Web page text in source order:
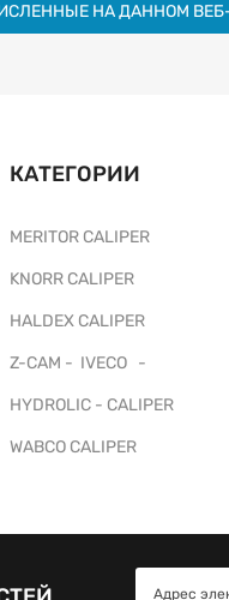
НА ДАННОМ
КАТЕГОРИИ
MERITOR CALIPER
KNORR CALIPER
HALDEX CALIPER
Z-CAM - IVECO -
HYDROLIC - CALIPER
WABCO CALIPER